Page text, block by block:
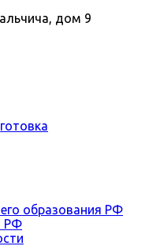
дом 9
образования РФ
РФ